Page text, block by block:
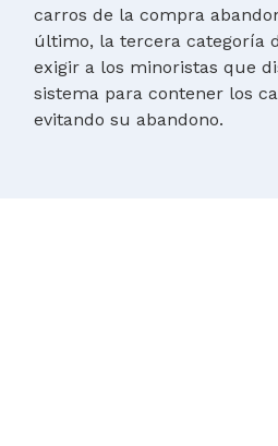
carros de la compra
último, la tercera categoría
exigir a los minoristas que
sistema para contener los
evitando su abandono.